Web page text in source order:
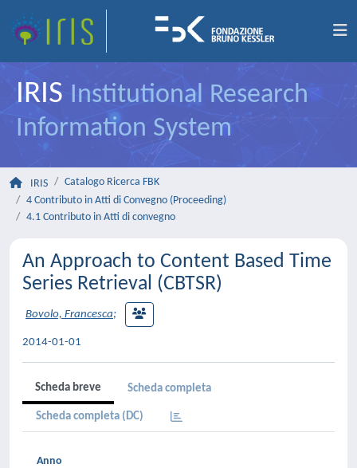
IRIS Institutional Research
Information System
IRIS
Catalogo Ricerca FBK
4 Contributo in Atti di Convegno (Proceeding)
4.1 Contributo in Atti di convegno
An Approach to Content Based Time
Series Retrieval (CBTSR)
Bovolo, Francesca;
2014-01-01
Scheda breve Scheda completa
Scheda completa (DC)
Anno